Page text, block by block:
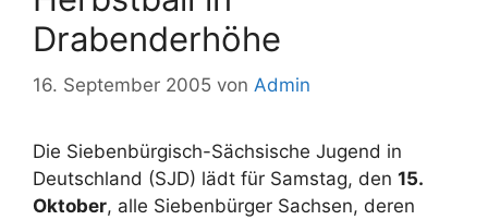
Drabenderhöhe
16. September 2005 von Admin
Die Siebenbürgisch-Sächsische Jugend in
Deutschland (SJD) lädt für Samstag, den 15.
Oktober, alle Siebenbürger Sachsen, deren